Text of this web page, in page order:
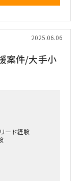
主体的に関与でき
2025.06.06
案件/大手小
ード経験